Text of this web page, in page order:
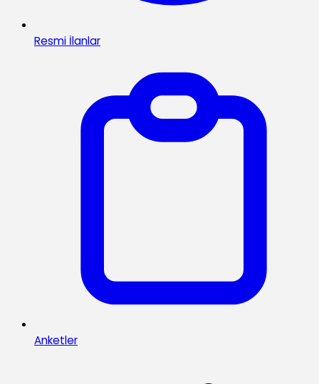
Resmi İlanlar
Anketler